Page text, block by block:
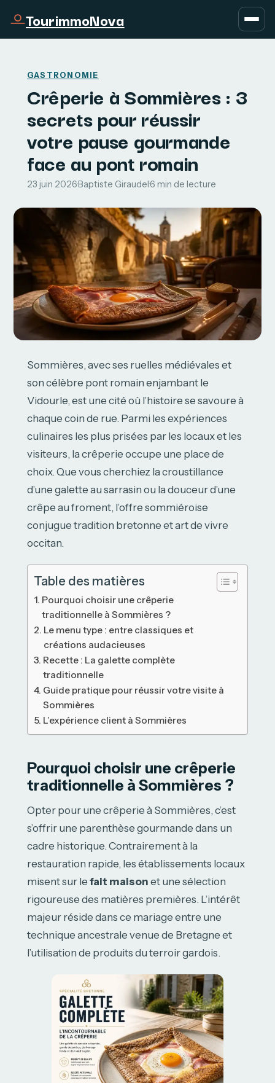
TourimmoNova
GASTRONOMIE
Crêperie à Sommières : 3
secrets pour réussir
votre pause gourmande
face au pont romain
23 juin 2026·Baptiste Giraudel·6 min de lecture
Sommières, avec ses ruelles médiévales et
son célèbre pont romain enjambant le
Vidourle, est une cité où l’histoire se savoure à
chaque coin de rue. Parmi les expériences
culinaires les plus prisées par les locaux et les
visiteurs, la crêperie occupe une place de
choix. Que vous cherchiez la croustillance
d’une galette au sarrasin ou la douceur d’une
crêpe au froment, l’offre sommiéroise
conjugue tradition bretonne et art de vivre
occitan.
Table des matières
Pourquoi choisir une crêperie
traditionnelle à Sommières ?
Le menu type : entre classiques et
créations audacieuses
Recette : La galette complète
traditionnelle
Guide pratique pour réussir votre visite à
Sommières
L’expérience client à Sommières
Pourquoi choisir une crêperie
traditionnelle à Sommières ?
Opter pour une crêperie à Sommières, c’est
s’offrir une parenthèse gourmande dans un
cadre historique. Contrairement à la
restauration rapide, les établissements locaux
misent sur le fait maison et une sélection
rigoureuse des matières premières. L’intérêt
majeur réside dans ce mariage entre une
technique ancestrale venue de Bretagne et
l’utilisation de produits du terroir gardois.